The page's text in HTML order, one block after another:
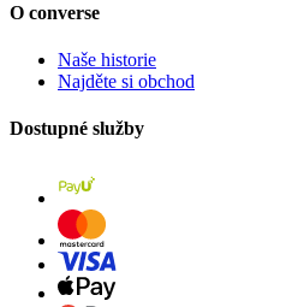
O converse
Naše historie
Najděte si obchod
Dostupné služby